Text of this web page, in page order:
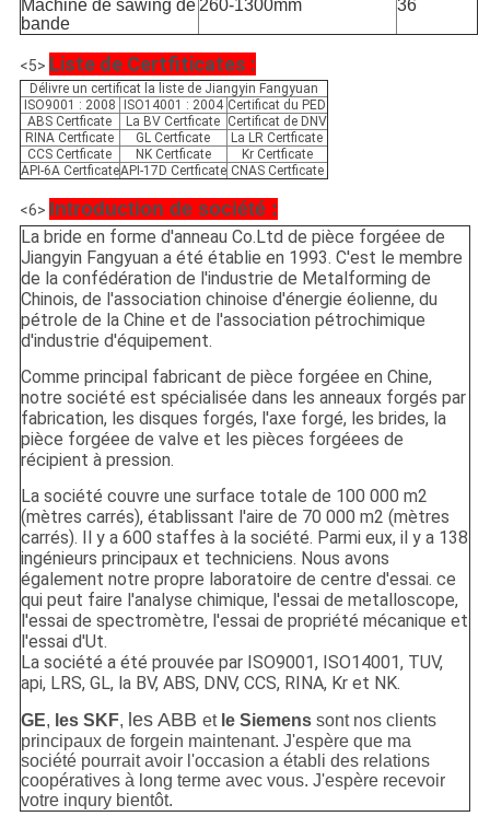
Machine de sawing de
bande
260-1300mm 36
<5> Liste de Certfiticates :
Délivre un certificat la liste de Jiangyin Fangyuan
ISO9001 : 2008
ISO14001 : 2004 Certificat du PED
ABS Certficate
La BV Certficate Certificat de DNV
RINA Certficate
GL Certficate
La LR Certficate
CCS Certficate
NK Certficate
Kr Certficate
API-6A CertficateAPI-17D Certficate CNAS Certficate
<6> Introduction de société :
La bride en forme d'anneau Co.Ltd de pièce forgéee de
Jiangyin Fangyuan a été établie en 1993. C'est le membre
de la confédération de l'industrie de Metalforming de
Chinois, de l'association chinoise d'énergie éolienne, du
pétrole de la Chine et de l'association pétrochimique
d'industrie d'équipement.
Comme principal fabricant de pièce forgéee en Chine,
notre société est spécialisée dans les anneaux forgés par
fabrication, les disques forgés, l'axe forgé, les brides, la
pièce forgéee de valve et les pièces forgéees de
récipient à pression.
La société couvre une surface totale de 100 000 m2
(mètres carrés), établissant l'aire de 70 000 m2 (mètres
carrés). Il y a 600 staffes à la société. Parmi eux, il y a 138
ingénieurs principaux et techniciens. Nous avons
également notre propre laboratoire de centre d'essai. ce
qui peut faire l'analyse chimique, l'essai de metalloscope,
l'essai de spectromètre, l'essai de propriété mécanique et
l'essai d'Ut.
La société a été prouvée par ISO9001, ISO14001, TUV,
api, LRS, GL, la BV, ABS, DNV, CCS, RINA, Kr et NK.
GE, les SKF, les ABB et le Siemens sont nos clients
principaux de forgein maintenant. J'espère que ma
société pourrait avoir l'occasion a établi des relations
coopératives à long terme avec vous. J'espère recevoir
votre inqury bientôt.